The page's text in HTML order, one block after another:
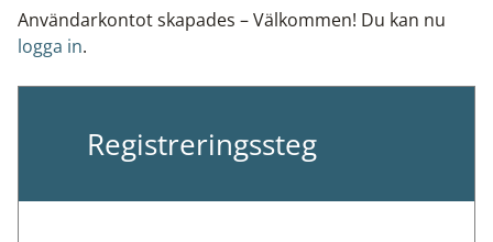
Användarkontot skapades – Välkommen! Du kan nu
logga in.
Registreringssteg